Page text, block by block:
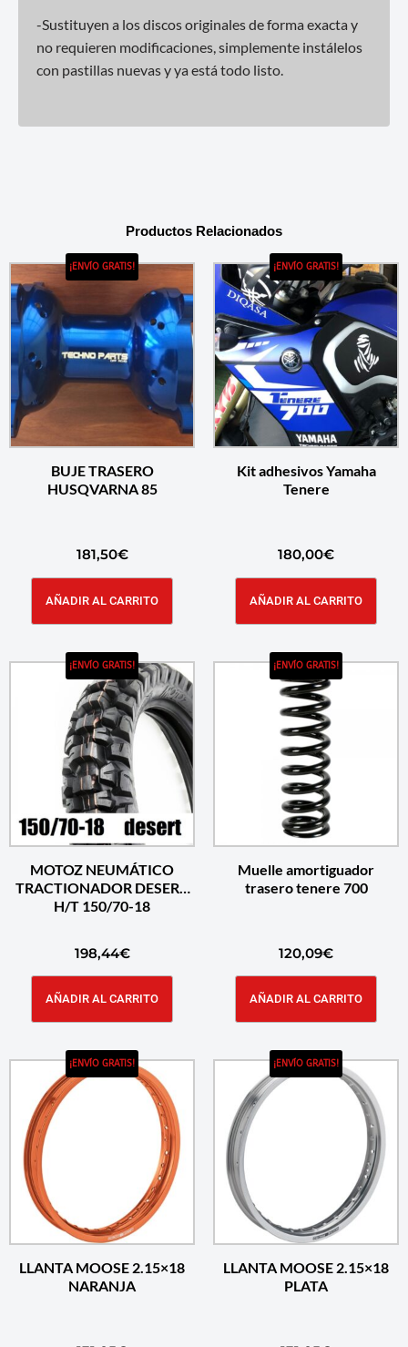
-Sustituyen a los discos originales de forma exacta y
no requieren modificaciones, simplemente instálelos
con pastillas nuevas y ya está todo listo.
Productos Relacionados
¡ENVÍO GRATIS!
BUJE TRASERO
HUSQVARNA 85
181,50€
AÑADIR AL CARRITO
¡ENVÍO GRATIS!
Kit adhesivos Yamaha
Tenere
180,00€
AÑADIR AL CARRITO
¡ENVÍO GRATIS!
MOTOZ NEUMÁTICO
TRACTIONADOR DESERT
H/T 150/70-18
198,44€
AÑADIR AL CARRITO
¡ENVÍO GRATIS!
Muelle amortiguador
trasero tenere 700
120,09€
AÑADIR AL CARRITO
¡ENVÍO GRATIS!
LLANTA MOOSE 2.15×18
NARANJA
¡ENVÍO GRATIS!
LLANTA MOOSE 2.15×18
PLATA